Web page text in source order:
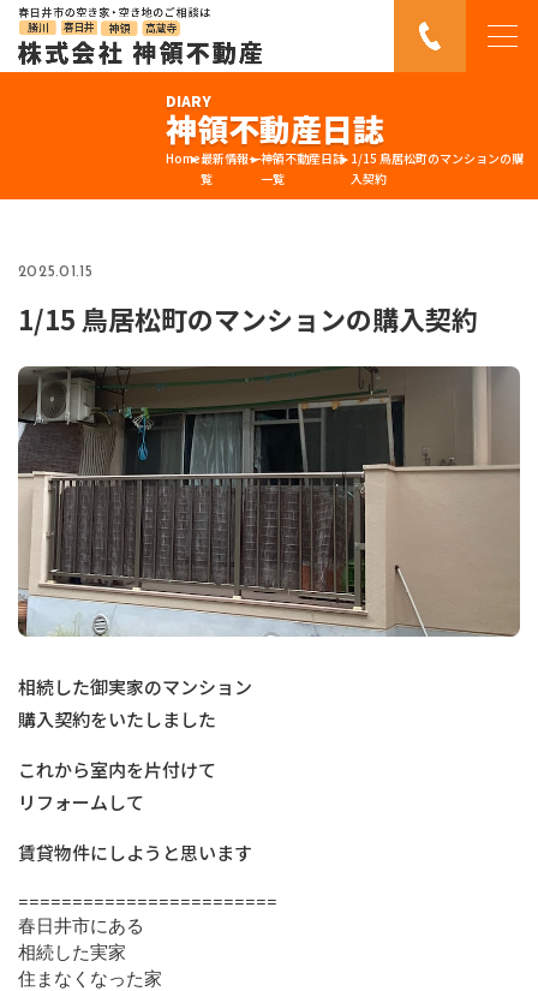
DIARY
神領不動産日誌
Home最新情報一
覧
神領不動産日誌
一覧
1/15 鳥居松町のマンションの購
入契約
2025.01.15
1/15 鳥居松町のマンションの購入契約
相続した御実家のマンション
購入契約をいたしました
これから室内を片付けて
リフォームして
賃貸物件にしようと思います
========================
春日井市にある
相続した実家
住まなくなった家